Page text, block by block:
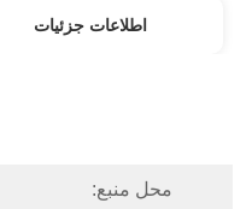
اطلاعات جزئیات
محل منبع: